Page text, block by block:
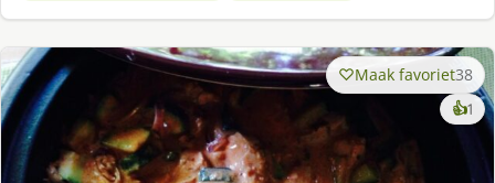
Maak favoriet38
👍1